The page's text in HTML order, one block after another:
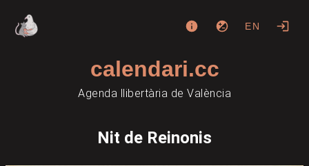
EN
calendari.cc
Agenda llibertària de València
Nit de Reinonis